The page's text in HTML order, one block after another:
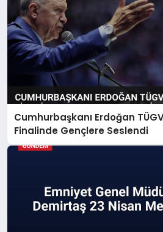
Cumhurbaşkanı Erdoğan
Finalinde Gençlere Seslendi